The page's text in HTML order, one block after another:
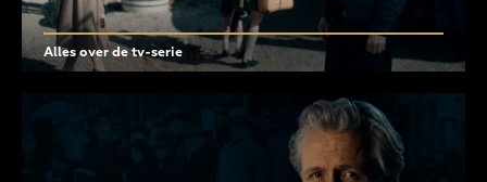
Alles over de tv-serie